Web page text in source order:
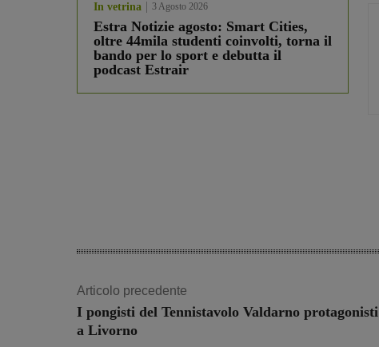
In vetrina 3 Agosto 2026
Estra Notizie agosto: Smart Cities,
oltre 44mila studenti coinvolti, torna il
bando per lo sport e debutta il
podcast Estrair
Articolo precedente
I pongisti del Tennistavolo Valdarno protagonisti
a Livorno